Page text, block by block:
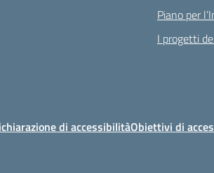
Piano per
I progetti
di accessibilitàObiettivi di